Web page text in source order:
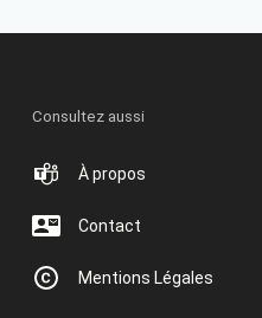
Consultez aussi
À propos
Contact
Mentions Légales